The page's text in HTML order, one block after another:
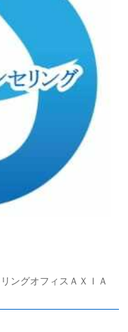
ングオフィスＡＸＩＡ